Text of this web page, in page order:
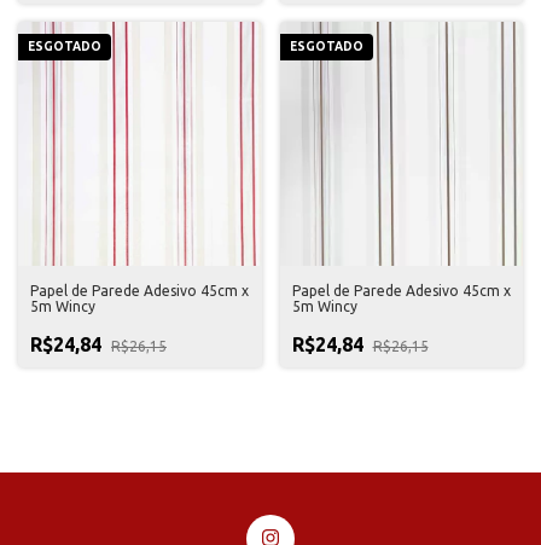
ESGOTADO
Papel de Parede Adesivo 45cm x
5m Wincy
R$24,84 R$26,15
ESGOTADO
Papel de Parede Adesivo 45cm x
5m Wincy
R$24,84 R$26,15